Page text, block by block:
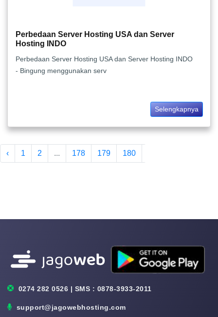
Perbedaan Server Hosting USA dan Server
Hosting INDO
Perbedaan Server Hosting USA dan Server Hosting INDO
- Bingung menggunakan serv
Selengkapnya
‹ 1 2 ... 178 179 180
0274 282 0526 | SMS : 0878-3933-2011
support@jagowebhosting.com